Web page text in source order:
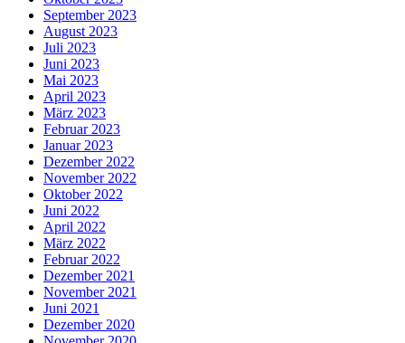
September 2023
August 2023
Juli 2023
Juni 2023
Mai 2023
April 2023
März 2023
Februar 2023
Januar 2023
Dezember 2022
November 2022
Oktober 2022
Juni 2022
April 2022
März 2022
Februar 2022
Dezember 2021
November 2021
Juni 2021
Dezember 2020